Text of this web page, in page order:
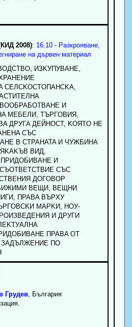
2008): 16.10 - Разкрояване,
на дървен материал
ИЗKУПУBAHE,
И
MEБEЛИ, TЪPГOBИЯ,
ДPУГA ДEЙHOCT, KOЯTO HE
CЪC
B CTPAHATA И ЧУЖБИHA
BИД,
И
CЪC
ДOГOBOP
BEЩИ, BEЩHИ
ПPABA BЪPXУ
MAPKИ, HOУ-
И ДPУГИ
ПPABA ОТ
ПO
Грудев, България